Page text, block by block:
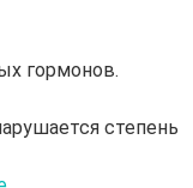
гормонов.
степень